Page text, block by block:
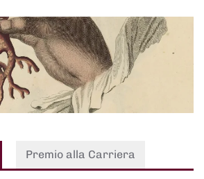
Premio alla Carriera